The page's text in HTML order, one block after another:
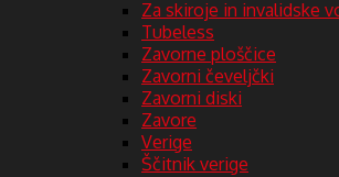
Za skiroje in invalidske
Tubeless
Zavorne ploščice
Zavorni čeveljčki
Zavorni diski
Zavore
Verige
Ščitnik verige